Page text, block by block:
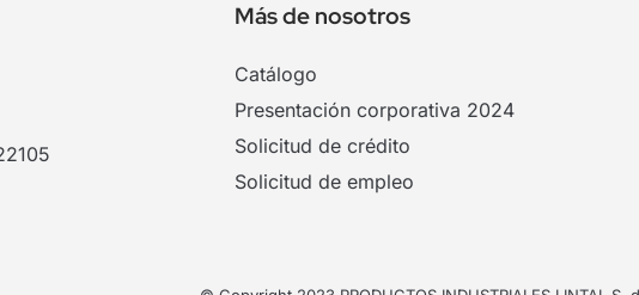
Más de nosotros
Catálogo
Presentación corporativa 2024
Solicitud de crédito
Solicitud de empleo